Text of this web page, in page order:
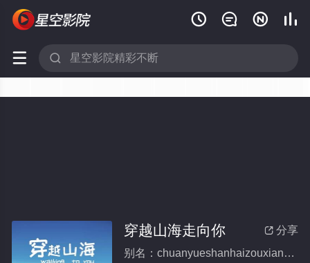
   
 
 分享
穿越山海走向你
别名：chuanyueshanhaizouxiangni